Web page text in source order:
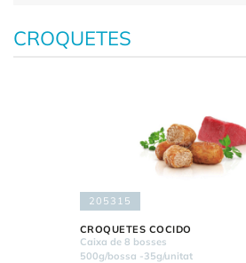
CROQUETES
205315
CROQUETES COCIDO
Caixa de 8 bosses
500g/bossa -35g/unitat